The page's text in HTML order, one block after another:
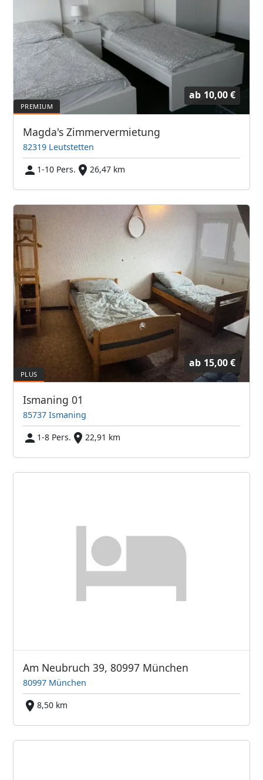
ab 10,00 €
Magda's Zimmervermietung
82319 Leutstetten
1-10 Pers.
26,47 km
ab 15,00 €
Ismaning 01
85737 Ismaning
1-8 Pers.
22,91 km
Am Neubruch 39, 80997 München
80997 München
8,50 km